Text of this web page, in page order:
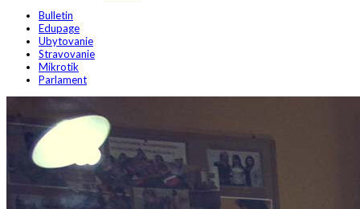
Bulletin
Edupage
Ubytovanie
Stravovanie
Mikrotik
Parlament